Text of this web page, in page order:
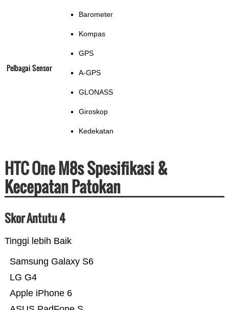
Pelbagai Sensor
Barometer
Kompas
GPS
A-GPS
GLONASS
Giroskop
Kedekatan
HTC One M8s Spesifikasi &
Kecepatan Patokan
Skor Antutu 4
Tinggi lebih Baik
Apple iPhone 6
LG G4
Samsung Galaxy S6